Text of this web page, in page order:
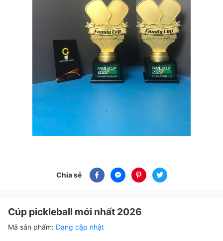
Chia sẻ
Cúp pickleball mới nhất 2026
Mã sản phẩm:Đang cập nhật